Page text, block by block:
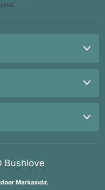
Bushlove
Markasıdır.